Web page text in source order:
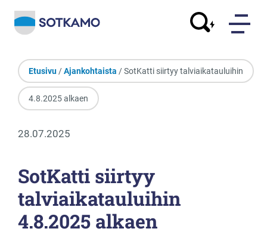
Etusivu /Ajankohtaista / SotKatti siirtyy talviaikatauluihin
4.8.2025 alkaen
28.07.2025
SotKatti siirtyy
talviaikatauluihin
4.8.2025 alkaen